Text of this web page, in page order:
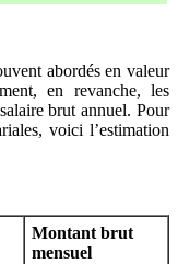
abordés en valeur
en revanche, les
brut annuel. Pour
voici l’estimation
Montant brut
mensuel